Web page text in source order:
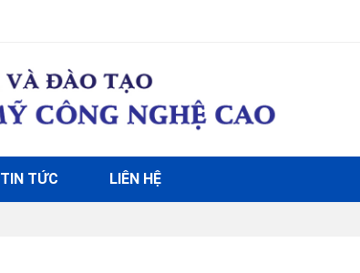
TIN TỨC LIÊN HỆ